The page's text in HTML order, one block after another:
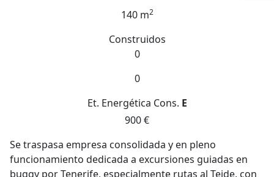
140 m2
Construidos
0
0
Et. Energética Cons. E
900 €
Se traspasa empresa consolidada y en pleno
funcionamiento dedicada a excursiones guiadas en
buggy por Tenerife, especialmente rutas al Teide, con